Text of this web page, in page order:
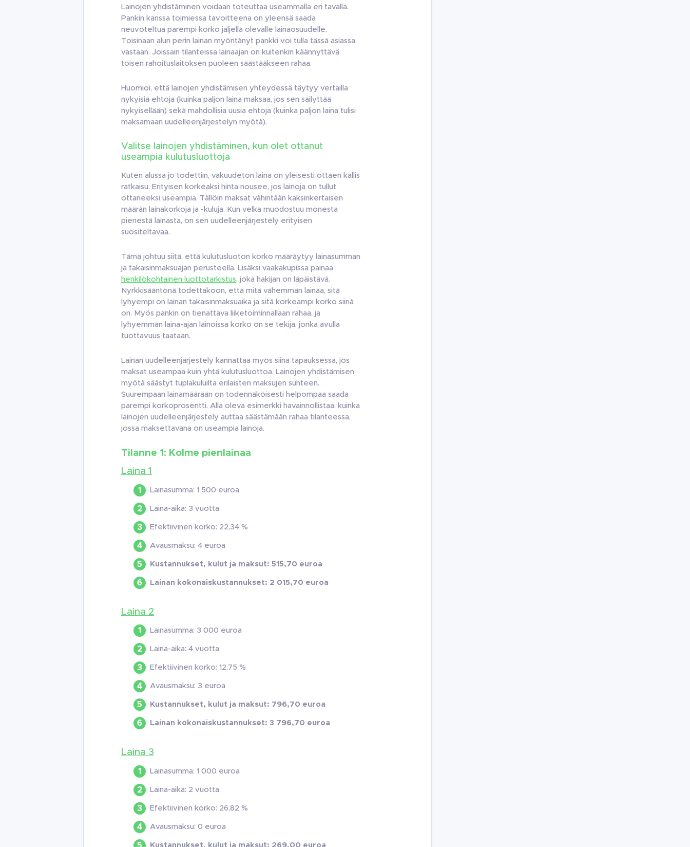
Lainojen yhdistäminen voidaan toteuttaa useammalla eri tavalla.
Pankin kanssa toimiessa tavoitteena on yleensä saada
neuvoteltua parempi korko jäljellä olevalle lainaosuudelle.
Toisinaan alun perin lainan myöntänyt pankki voi tulla tässä asiassa
vastaan. Joissain tilanteissa lainaajan on kuitenkin käännyttävä
toisen rahoituslaitoksen puoleen säästääkseen rahaa.
Huomioi, että lainojen yhdistämisen yhteydessä täytyy vertailla
nykyisiä ehtoja (kuinka paljon laina maksaa, jos sen säilyttää
nykyisellään) sekä mahdollisia uusia ehtoja (kuinka paljon laina tulisi
maksamaan uudelleenjärjestelyn myötä).
Valitse lainojen yhdistäminen, kun olet ottanut
useampia kulutusluottoja
Kuten alussa jo todettiin, vakuudeton laina on yleisesti ottaen kallis
ratkaisu. Erityisen korkeaksi hinta nousee, jos lainoja on tullut
ottaneeksi useampia. Tällöin maksat vähintään kaksinkertaisen
määrän lainakorkoja ja -kuluja. Kun velka muodostuu monesta
pienestä lainasta, on sen uudelleenjärjestely erityisen
suositeltavaa.
Tämä johtuu siitä, että kulutusluoton korko määräytyy lainasumman
ja takaisinmaksuajan perusteella. Lisäksi vaakakupissa painaa
henkilökohtainen luottotarkistus, joka hakijan on läpäistävä.
Nyrkkisääntönä todettakoon, että mitä vähemmän lainaa, sitä
lyhyempi on lainan takaisinmaksuaika ja sitä korkeampi korko siinä
on. Myös pankin on tienattava liiketoiminnallaan rahaa, ja
lyhyemmän laina-ajan lainoissa korko on se tekijä, jonka avulla
tuottavuus taataan.
Lainan uudelleenjärjestely kannattaa myös siinä tapauksessa, jos
maksat useampaa kuin yhtä kulutusluottoa. Lainojen yhdistämisen
myötä säästyt tuplakuluilta erilaisten maksujen suhteen.
Suurempaan lainamäärään on todennäköisesti helpompaa saada
parempi korkoprosentti. Alla oleva esimerkki havainnollistaa, kuinka
lainojen uudelleenjärjestely auttaa säästämään rahaa tilanteessa,
jossa maksettavana on useampia lainoja.
Tilanne 1: Kolme pienlainaa
Laina 1
Lainasumma: 1 500 euroa
Laina-aika: 3 vuotta
Efektiivinen korko: 22,34 %
Avausmaksu: 4 euroa
Kustannukset, kulut ja maksut: 515,70 euroa
Lainan kokonaiskustannukset: 2 015,70 euroa
Laina 2
Lainasumma: 3 000 euroa
Laina-aika: 4 vuotta
Efektiivinen korko: 12,75 %
Avausmaksu: 3 euroa
Kustannukset, kulut ja maksut: 796,70 euroa
Lainan kokonaiskustannukset: 3 796,70 euroa
Laina 3
Lainasumma: 1 000 euroa
Laina-aika: 2 vuotta
Efektiivinen korko: 26,82 %
Avausmaksu: 0 euroa
Kustannukset, kulut ja maksut: 269,00 euroa